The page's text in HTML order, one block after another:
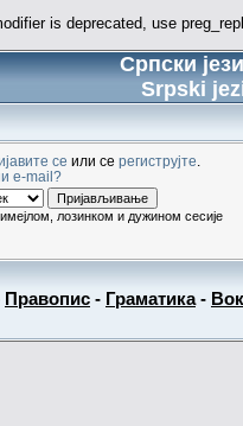
is deprecated, use
Српски
Srpski
се или се региструјте
e-mail?
лозинком и дужином сесије
Правопис - Граматика-